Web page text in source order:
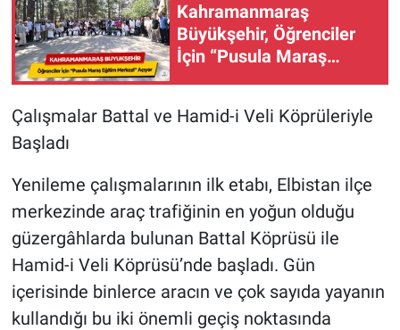
Kahramanmaraş
Büyükşehir, Öğrenciler
İçin “Pusula Maraş
Çalışmalar Battal ve Hamid-i Veli Köprüleriyle
Başladı
Yenileme çalışmalarının ilk etabı, Elbistan ilçe
merkezinde araç trafiğinin en yoğun olduğu
güzergâhlarda bulunan Battal Köprüsü ile
Hamid-i Veli Köprüsü’nde başladı. Gün
içerisinde binlerce aracın ve çok sayıda yayanın
kullandığı bu iki önemli geçiş noktasında